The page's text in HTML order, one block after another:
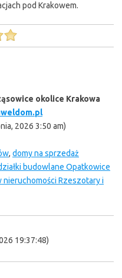
pod Krakowem.
okolice Krakowa
2026 3:50 am)
, domy na sprzedaż
budowlane Opatkowice
nieruchomości Rzeszotary i
19:37:48)